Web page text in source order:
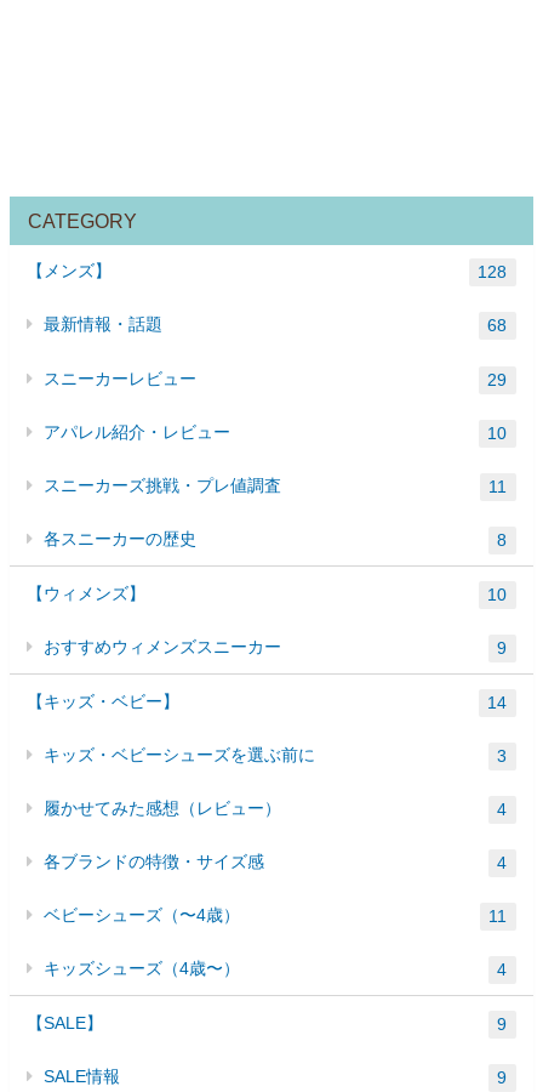
CATEGORY
【メンズ】 128
最新情報・話題 68
スニーカーレビュー 29
アパレル紹介・レビュー 10
スニーカーズ挑戦・プレ値調査 11
各スニーカーの歴史 8
【ウィメンズ】 10
おすすめウィメンズスニーカー 9
【キッズ・ベビー】 14
キッズ・ベビーシューズを選ぶ前に 3
履かせてみた感想（レビュー） 4
各ブランドの特徴・サイズ感 4
ベビーシューズ（〜4歳） 11
キッズシューズ（4歳〜） 4
【SALE】 9
SALE情報 9